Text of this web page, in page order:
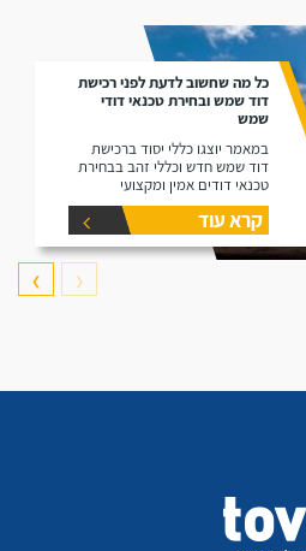
כל מה שחשוב לדעת לפני רכישת
דוד שמש ובחירת טכנאי דודי
שמש
במאמר יוצגו כללי יסוד ברכישת
דוד שמש חדש וכללי זהב בבחירת
טכנאי דודים אמין ומקצועי
קרא עוד
❮
❯